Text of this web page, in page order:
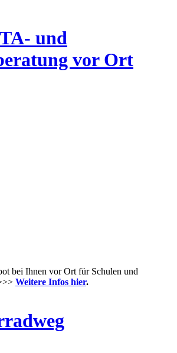
und
vor Ort
bei Ihnen vor Ort für Schulen und
Weitere Infos hier.